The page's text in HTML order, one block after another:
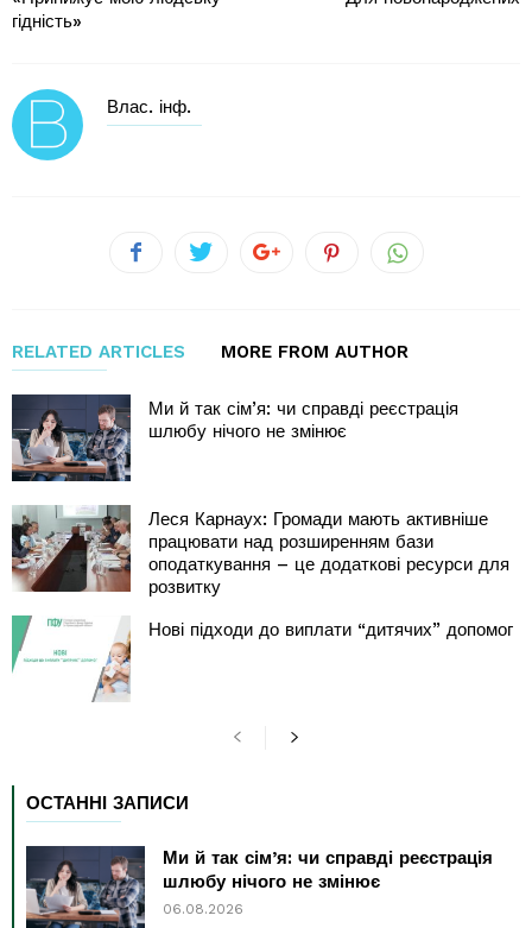
гідність»
Влас. інф.
RELATED ARTICLES MORE FROM AUTHOR
Ми й так сім’я: чи справді реєстрація
шлюбу нічого не змінює
Леся Карнаух: Громади мають активніше
працювати над розширенням бази
оподаткування – це додаткові ресурси для
розвитку
Нові підходи до виплати “дитячих” допомог
ОСТАННІ ЗАПИСИ
Ми й так сім’я: чи справді реєстрація
шлюбу нічого не змінює
06.08.2026